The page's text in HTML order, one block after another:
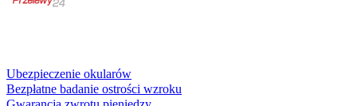
Ubezpieczenie okularów
Bezpłatne badanie ostrości wzroku